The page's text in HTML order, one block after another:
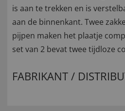
is aan te trekken en is
aan de binnenkant. Twee
pijpen maken het plaatje
set van 2 bevat twee tijdloze
FABRIKANT /